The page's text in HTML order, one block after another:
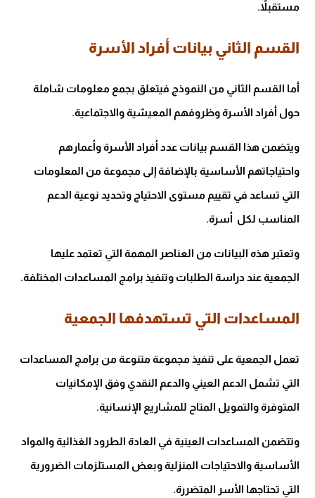
مستقبلاً.
القسم الثاني بيانات أفراد الأسرة
أما القسم الثاني من النموذج فيتعلق بجمع معلومات شاملة
حول أفراد الأسرة وظروفهم المعيشية والاجتماعية.
ويتضمن هذا القسم بيانات عدد أفراد الأسرة وأعمارهم
واحتياجاتهم الأساسية بالإضافة إلى مجموعة من المعلومات
التي تساعد في تقييم مستوى الاحتياج وتحديد نوعية الدعم
المناسب لكل أسرة.
وتعتبر هذه البيانات من العناصر المهمة التي تعتمد عليها
الجمعية عند دراسة الطلبات وتنفيذ برامج المساعدات المختلفة.
المساعدات التي تستهدفها الجمعية
تعمل الجمعية على تنفيذ مجموعة متنوعة من برامج المساعدات
التي تشمل الدعم العيني والدعم النقدي وفق الإمكانيات
المتوفرة والتمويل المتاح للمشاريع الإنسانية.
وتتضمن المساعدات العينية في العادة الطرود الغذائية والمواد
الأساسية والاحتياجات المنزلية وبعض المستلزمات الضرورية
التي تحتاجها الأسر المتضررة.